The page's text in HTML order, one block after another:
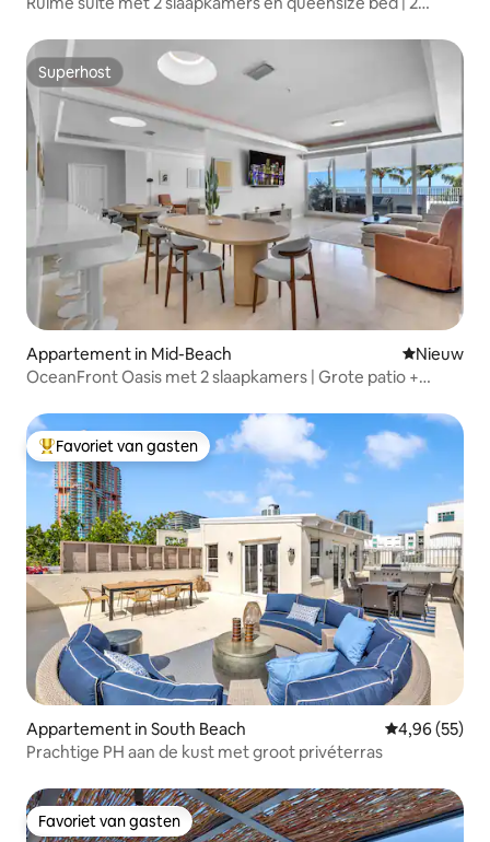
Superhost
Superhost
Appartement in Mid-Beach Nieuwe
Nieuw
OceanFront Oasis met 2 slaapkamers | Grote patio +
Topfavoriet van gasten
Favoriet van gasten
Appartement in South Beach Gemiddelde
4,96 (55)
Prachtige PH aan de kust met groot privéterras
Favoriet van gasten
Favoriet van gasten